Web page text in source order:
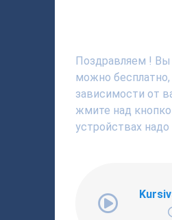
Поздравляем ! Вы
можно
зависимости от
жмите над
устройствах